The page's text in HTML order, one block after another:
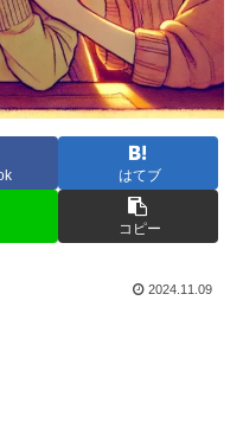
はてブ
コピー
2024.11.09